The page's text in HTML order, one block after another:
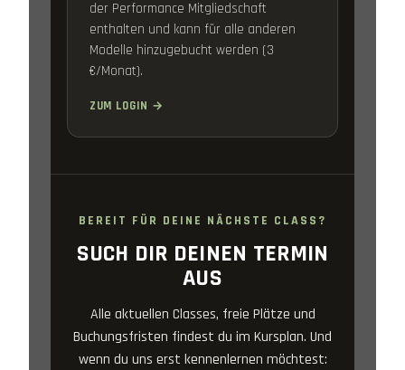
der Performance Mitgliedschaft
enthalten und kann für alle anderen
Modelle hinzugebucht werden (3
€/Monat).
ZUM LOGIN →
BEREIT FÜR DEINE NÄCHSTE CLASS?
SUCH DIR DEINEN TERMIN
AUS
Alle aktuellen Classes, freie Plätze und
Buchungsfristen findest du im Kursplan. Und
wenn du uns erst kennenlernen möchtest: